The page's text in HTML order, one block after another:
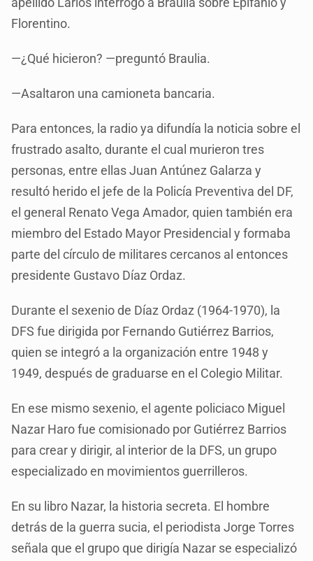
Florentino.
—¿Qué hicieron? —preguntó Braulia.
—Asaltaron una camioneta bancaria.
Para entonces, la radio ya difundía la noticia sobre el
frustrado asalto, durante el cual murieron tres
personas, entre ellas Juan Antúnez Galarza y
resultó herido el jefe de la Policía Preventiva del DF,
el general Renato Vega Amador, quien también era
miembro del Estado Mayor Presidencial y formaba
parte del círculo de militares cercanos al entonces
presidente Gustavo Díaz Ordaz.
Durante el sexenio de Díaz Ordaz (1964-1970), la
DFS fue dirigida por Fernando Gutiérrez Barrios,
quien se integró a la organización entre 1948 y
1949, después de graduarse en el Colegio Militar.
En ese mismo sexenio, el agente policiaco Miguel
Nazar Haro fue comisionado por Gutiérrez Barrios
para crear y dirigir, al interior de la DFS, un grupo
especializado en movimientos guerrilleros.
En su libro Nazar, la historia secreta. El hombre
detrás de la guerra sucia, el periodista Jorge Torres
señala que el grupo que dirigía Nazar se especializó